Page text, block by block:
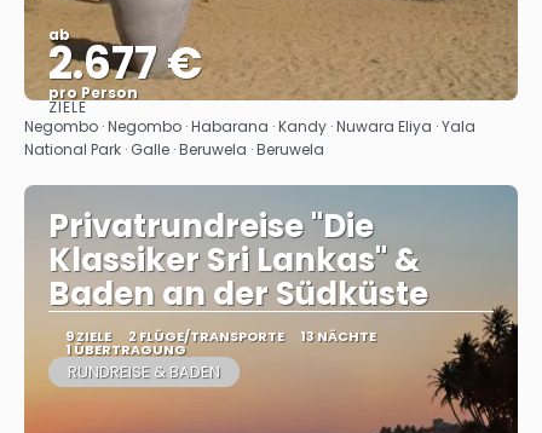
ab
2.677 €
pro Person
Sehen
ZIELE
Negombo · Negombo · Habarana · Kandy · Nuwara Eliya · Yala
National Park · Galle · Beruwela · Beruwela
Privatrundreise "Die
Klassiker Sri Lankas" &
Baden an der Südküste
9 ZIELE 2 FLÜGE/TRANSPORTE 13 NÄCHTE
1 ÜBERTRAGUNG
RUNDREISE & BADEN